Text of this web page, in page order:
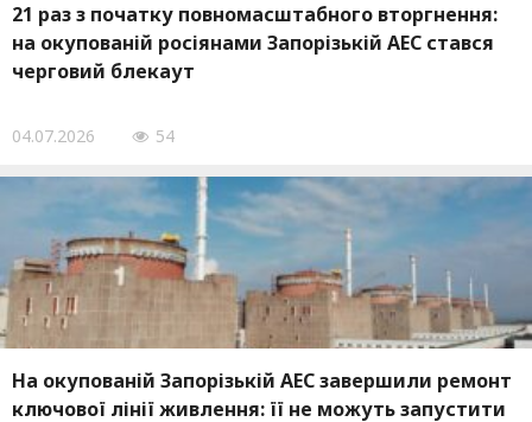
21 раз з початку повномасштабного вторгнення:
на окупованій росіянами Запорізькій АЕС стався
черговий блекаут
04.07.2026 54
На окупованій Запорізькій АЕС завершили ремонт
ключової лінії живлення: її не можуть запустити